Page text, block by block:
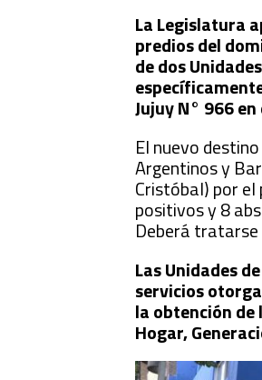
La Legislatura
predios del
de dos
Jujuy N° 966
El nuevo
Argentinos y
Cristóbal) por
positivos y 8
Deberá tratarse
Las Unidades
servicios
la obtención de
Hogar,